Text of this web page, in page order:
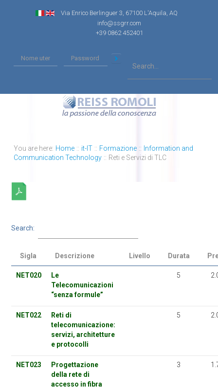
Via Enrico Berlinguer 3, 67100 L'Aquila, AQ
info@ssgrr.com
+39 0862 452401
You are here: Home :: it-IT :: Formazione :: Information and
Communication Technology :: Reti e Servizi di TLC
Search:
Sigla Descrizione Livello Durata
NET020
Le
Telecomunicazioni
“senza formule”
5
NET022
Reti di
telecomunicazione:
servizi, architetture
e protocolli
5
NET023
Progettazione
della rete di
accesso in fibra
3